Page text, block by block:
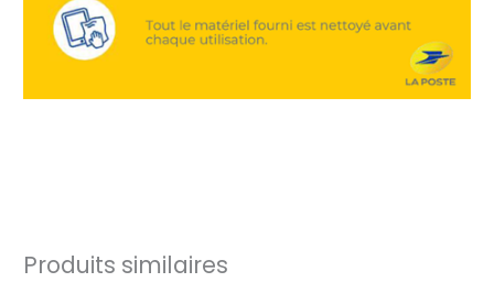
Produits similaires